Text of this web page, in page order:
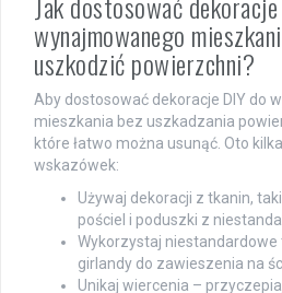
wynajmowanego
uszkodzić powierzchni?
Aby dostosować dekoracje DIY do
mieszkania bez uszkadzania
które łatwo można usunąć. Oto
wskazówek:
Używaj dekoracji z tkanin,
pościel i poduszki z
Wykorzystaj niestandardowe
girlandy do zawieszenia na
Unikaj wiercenia –